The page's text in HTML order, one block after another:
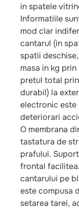
in spatele
Informatiile
mod clar
cantarul (in
spatii
masa in kg
pretul total
durabil) la
electronic este
deteriorari
O membrana
tastatura de
prafului.
frontal
cantarului pe
este compusa
setarea tarei,